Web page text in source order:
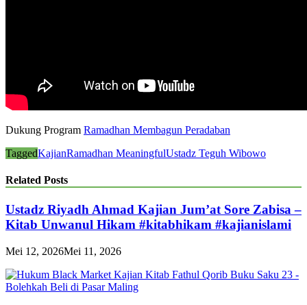
Dukung Program Ramadhan Membagun Peradaban
TaggedKajianRamadhan MeaningfulUstadz Teguh Wibowo
Related Posts
Ustadz Riyadh Ahmad Kajian Jum’at Sore Zabisa –
Kitab Unwanul Hikam #kitabhikam #kajianislami
Mei 12, 2026Mei 11, 2026